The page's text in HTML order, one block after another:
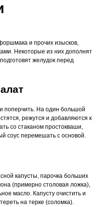
и прочих изысков,
Некоторые из них дополнят
желудок перед
поперчить. На один большой
режутся и добавляются к
со стаканом простокваши,
соус перемешать с основой.
капусты, парочка больших
(примерно столовая ложка),
масло. Капусту очистить и
на терке (соломка).